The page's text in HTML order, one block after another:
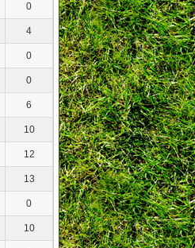
0
4
0
0
6
10
12
13
0
10